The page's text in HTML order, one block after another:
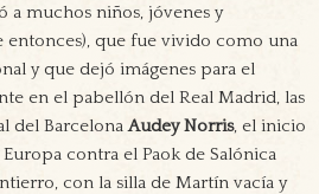
a muchos niños, jóvenes y
entonces), que fue vivido como una
y que dejó imágenes para el
en el pabellón del Real Madrid, las
del BarcelonaAudey Norris, el inicio
contra el Paok de Salónica
con la silla de Martín vacía y